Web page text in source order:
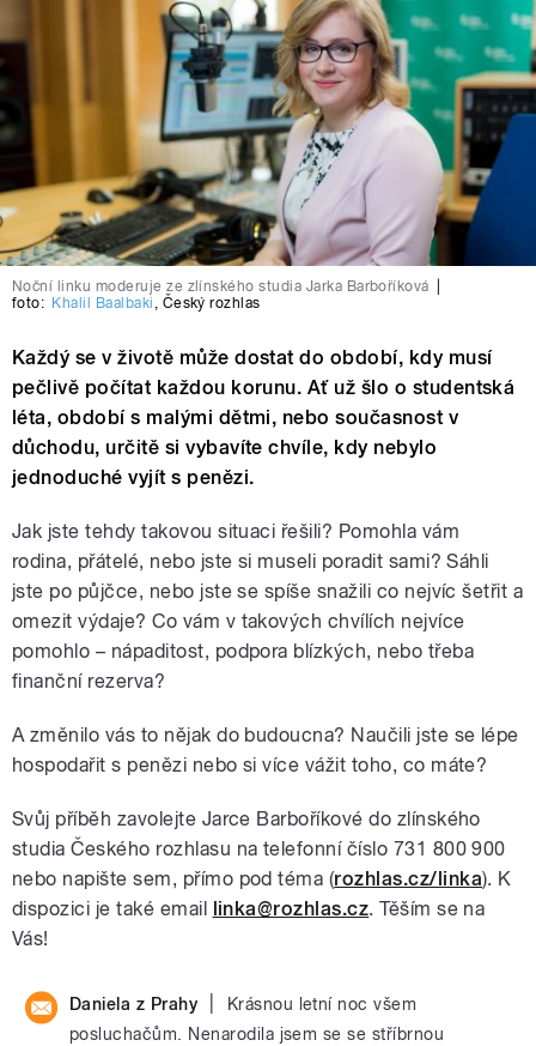
Noční linku moderuje ze zlínského studia Jarka Barboříková
foto: Khalil Baalbaki , Český rozhlas
Každý se v životě může dostat do období, kdy musí
pečlivě počítat každou korunu. Ať už šlo o studentská
léta, období s malými dětmi, nebo současnost v
důchodu, určitě si vybavíte chvíle, kdy nebylo
jednoduché vyjít s penězi.
Jak jste tehdy takovou situaci řešili? Pomohla vám
rodina, přátelé, nebo jste si museli poradit sami? Sáhli
jste po půjčce, nebo jste se spíše snažili co nejvíc šetřit a
omezit výdaje? Co vám v takových chvílích nejvíce
pomohlo – nápaditost, podpora blízkých, nebo třeba
finanční rezerva?
A změnilo vás to nějak do budoucna? Naučili jste se lépe
hospodařit s penězi nebo si více vážit toho, co máte?
Svůj příběh zavolejte Jarce Barboříkové do zlínského
studia Českého rozhlasu na telefonní číslo 731 800 900
nebo napište sem, přímo pod téma (rozhlas.cz/linka). K
dispozici je také email linka@rozhlas.cz. Těším se na
Vás!
Daniela z Prahy
Krásnou letní noc všem
posluchačům. Nenarodila jsem se se stříbrnou